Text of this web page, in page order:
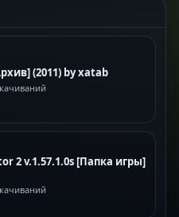
(2011) by xatab
2 v.1.57.1.0s [Папка игры]